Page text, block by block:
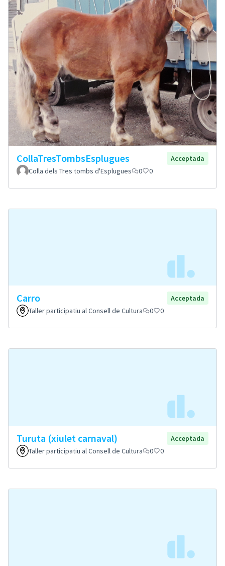
CollaTresTombsEsplugues
Acceptada
Colla dels Tres tombs d'Esplugues
0 0
Carro
Acceptada
Taller participatiu al Consell de Cultura
0 0
Turuta (xiulet carnaval)
Acceptada
Taller participatiu al Consell de Cultura
0 0